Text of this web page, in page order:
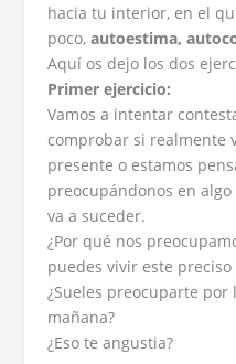
hacia tu interior, en el
poco, autoestima,
Aquí os dejo los dos
Primer ejercicio:
Vamos a intentar
comprobar si realmente
presente o estamos
preocupándonos en
va a suceder.
¿Por qué nos
puedes vivir este preciso
¿Sueles preocuparte
mañana?
¿Eso te angustia?